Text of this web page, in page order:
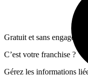
Gratuit et sans
C’est votre franchise ?
Gérez les informations